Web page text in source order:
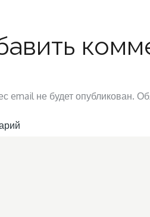
email не будет опубликован.